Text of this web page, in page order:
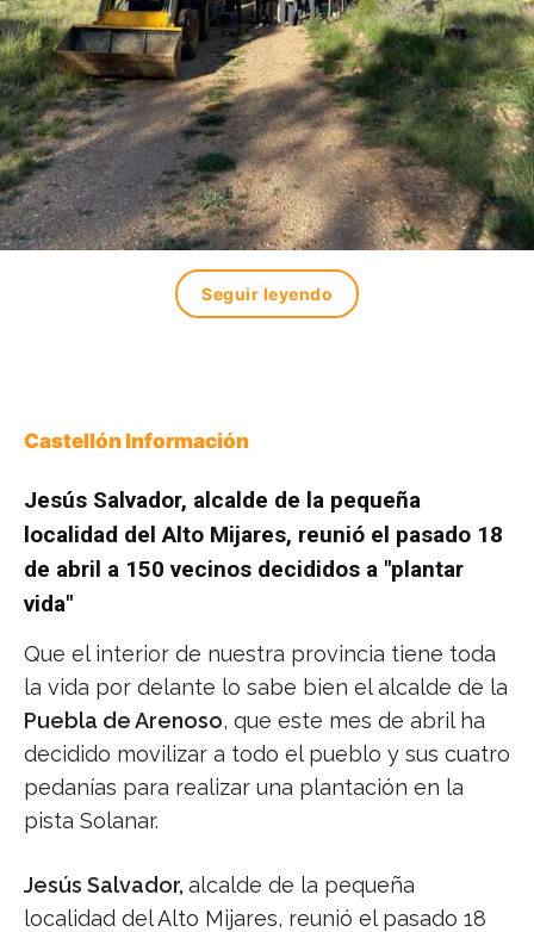
Seguir leyendo
Castellón Información
Jesús Salvador, alcalde de la pequeña
localidad del Alto Mijares, reunió el pasado 18
de abril a 150 vecinos decididos a "plantar
vida"
Que el interior de nuestra provincia tiene toda
la vida por delante lo sabe bien el alcalde de la
Puebla de Arenoso, que este mes de abril ha
decidido movilizar a todo el pueblo y sus cuatro
pedanías para realizar una plantación en la
pista Solanar.
Jesús Salvador, alcalde de la pequeña
localidad del Alto Mijares, reunió el pasado 18